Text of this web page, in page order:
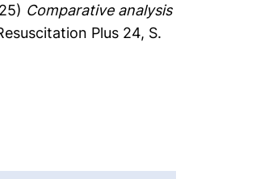
Comparative analysis
Plus 24, S.